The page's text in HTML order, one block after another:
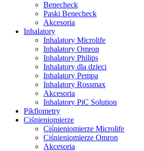
Benecheck
Paski Benecheck
Akcesoria
Inhalatory
Inhalatory Microlife
Inhalatory Omron
Inhalatory Philips
Inhalatory dla dzieci
Inhalatory Pempa
Inhalatory Rossmax
Akcesoria
Inhalatory PiC Solution
Pikflometry
Ciśnieniomierze
Ciśnieniomierze Microlife
Ciśnieniomierze Omron
Akcesoria